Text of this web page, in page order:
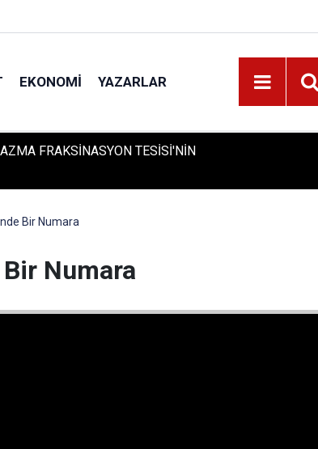
EKONOMI YAZARLAR
FRAKSİNASYON TESİSİ'NİN
Bir Numara
Numara